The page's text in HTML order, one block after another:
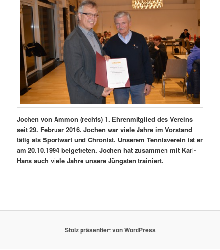
Jochen von Ammon (rechts) 1. Ehrenmitglied des Vereins
seit 29. Februar 2016. Jochen war viele Jahre im Vorstand
tätig als Sportwart und Chronist. Unserem Tennisverein ist er
am 20.10.1994 beigetreten. Jochen hat zusammen mit Karl-
Hans auch viele Jahre unsere Jüngsten trainiert.
Stolz präsentiert von WordPress